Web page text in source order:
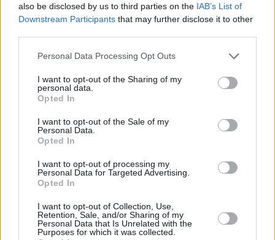
also be disclosed by us to third parties on the IAB’s List of
Downstream Participants that may further disclose it to other
Personal Data Processing Opt Outs
I want to opt-out of the Sharing of my
personal data.
Opted In
I want to opt-out of the Sale of my
Personal Data.
Opted In
I want to opt-out of processing my
Personal Data for Targeted Advertising.
Opted In
I want to opt-out of Collection, Use,
Retention, Sale, and/or Sharing of my
Personal Data that Is Unrelated with the
Purposes for which it was collected.
Privacy
Notice.
You
opt
protected
Google
Privacy
Ξενοδοχεία Amalia: H αύξηση των κερδών και
ο…άγνωστος μέτοχος
κατά την επιστροφή στις developed markets
Ακολουθήστε το mononews.gr στο
Google News
πρώτοι.
Θέλετε να ενημερώνεστε για όλα τα
Εγγραφείτε στο Newsletter του mononews.gr